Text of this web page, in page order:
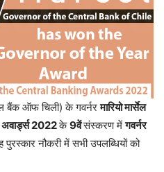
बैंक ऑफ चिली) के गवर्नरमारियो मार्सेल
2022के9वेंसंस्करण मेंगवर्नर
पुरस्कार नौकरी में सभी उपलब्धियों को